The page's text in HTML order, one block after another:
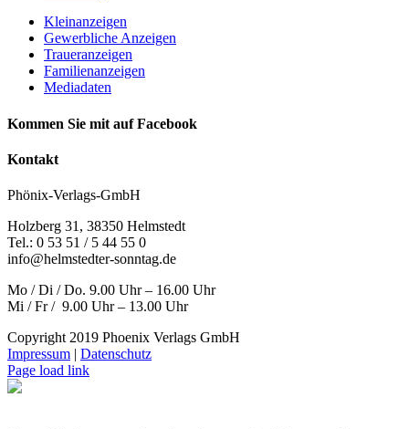
Kleinanzeigen
Gewerbliche Anzeigen
Traueranzeigen
Familienanzeigen
Mediadaten
Kommen Sie mit auf Facebook
Kontakt
Phönix-Verlags-GmbH
Holzberg 31, 38350 Helmstedt
Tel.: 0 53 51 / 5 44 55 0
info@helmstedter-sonntag.de
Mo / Di / Do. 9.00 Uhr – 16.00 Uhr
Mi / Fr / 9.00 Uhr – 13.00 Uhr
Copyright 2019 Phoenix Verlags GmbH
Impressum | Datenschutz
Page load link